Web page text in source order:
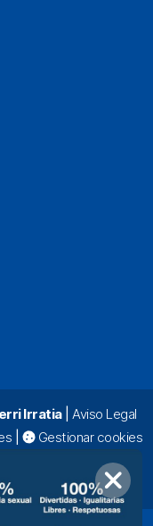
Irratia| Aviso Legal
Gestionar cookies
|